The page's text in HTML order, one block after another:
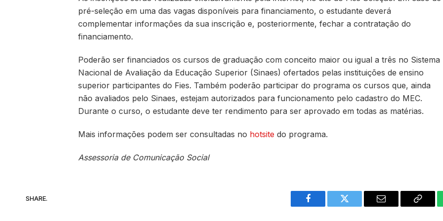
pré-seleção em uma das vagas disponíveis para financiamento, o estudante deverá
complementar informações da sua inscrição e, posteriormente, fechar a contratação do
financiamento.
Poderão ser financiados os cursos de graduação com conceito maior ou igual a três no Sistema
Nacional de Avaliação da Educação Superior (Sinaes) ofertados pelas instituições de ensino
superior participantes do Fies. Também poderão participar do programa os cursos que, ainda
não avaliados pelo Sinaes, estejam autorizados para funcionamento pelo cadastro do MEC.
Durante o curso, o estudante deve ter rendimento para ser aprovado em todas as matérias.
Mais informações podem ser consultadas no hotsite do programa.
Assessoria de Comunicação Social
SHARE.
Facebook Twitter Email
Copy